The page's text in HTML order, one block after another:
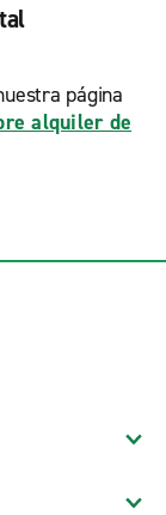
página
alquiler de